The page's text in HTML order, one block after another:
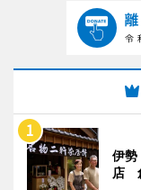
伊勢
店